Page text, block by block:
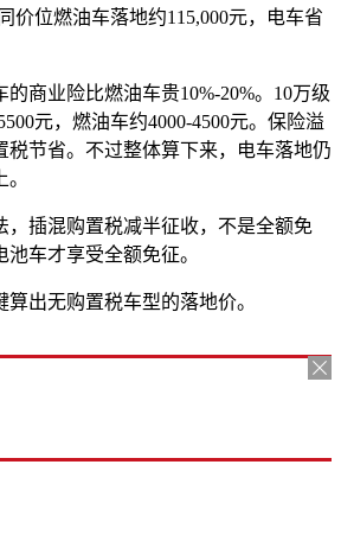
价位燃油车落地约115,000元，电车省
商业险比燃油车贵10%-20%。10万级
元，燃油车约4000-4500元。保险溢
税节省。不过整体算下来，电车落地仍
，插混购置税减半征收，不是全额免
车才享受全额免征。
算出无购置税车型的落地价。